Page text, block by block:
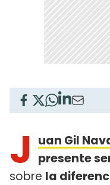
J uan Gil
presente
sobre la